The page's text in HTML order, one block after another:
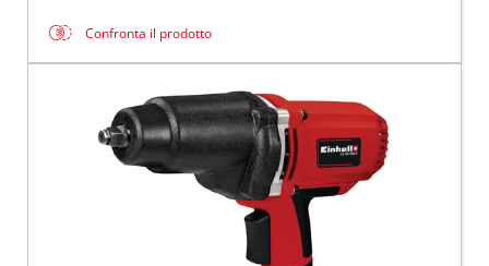
Confronta il prodotto